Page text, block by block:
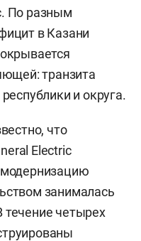
По разным
в Казани
транзита
и округа.
что
Electric
занималась
течение четырех